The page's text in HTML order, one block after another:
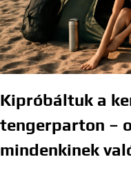
Kipróbáltuk a
tengerparton –
mindenkinek